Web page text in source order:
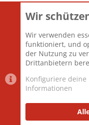
Themen
Mitglieder
Neuestes Mitglied
Wir
Wir verwenden
funktioniert, und
der Nutzung zu
Drittanbietern
Konfiguriere
Informationen